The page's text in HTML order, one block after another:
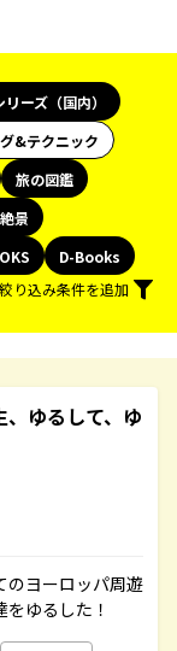
ーズ（国内）
&テクニック
旅の図鑑
景
D-Books
絞り込み条件を追加
ゆるして、ゆ
のヨーロッパ周遊
ゆるした！